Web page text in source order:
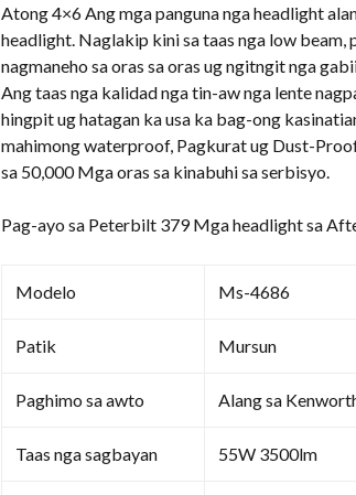
Atong 4×6 Ang mga panguna nga headlight
headlight. Naglakip kini sa taas nga low beam,
nagmaneho sa oras sa oras ug ngitngit nga
Ang taas nga kalidad nga tin-aw nga lente
hingpit ug hatagan ka usa ka bag-ong
mahimong waterproof, Pagkurat ug Dust-
sa 50,000 Mga oras sa kinabuhi sa serbisyo.
Pag-ayo sa Peterbilt 379 Mga headlight sa
Modelo Ms-4686
Patik Mursun
Paghimo sa awto Alang sa
Taas nga sagbayan 55W 3500lm